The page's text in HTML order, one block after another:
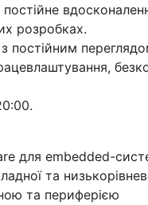
постійне
розробках.
постійним
для embedded-
та
та периферією